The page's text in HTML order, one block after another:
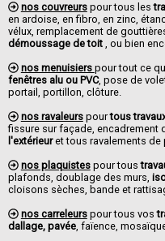
nos couvreurspour tous les
en ardoise, en fibro, en zinc,
vélux, remplacement de
démoussage de toit , ou bien
nos menuisiers pour tout ce
fenêtres alu ou PVC, pose de
portail, portillon, clôture.
nos ravaleurspourtous
fissure sur façade, encadrement
l'extérieuret tous ravalements de
nos plaquistespour tous
plafonds, doublage des murs,
cloisons sèches, bande et
nos carreleurspour tous vos
dallage, pavée, faïence,